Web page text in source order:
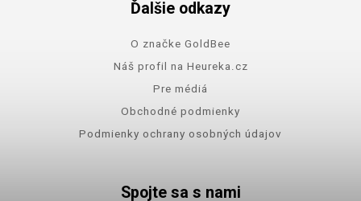
Ďalšie odkazy
O značke GoldBee
Náš profil na Heureka.cz
Pre médiá
Obchodné podmienky
Podmienky ochrany osobných údajov
Spojte sa s nami